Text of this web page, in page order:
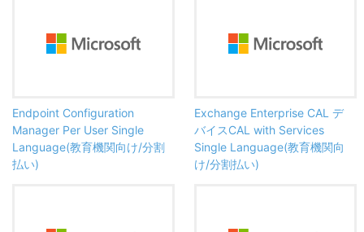
Endpoint Configuration
Manager Per User Single
Language(教育機関向け/分割
払い)
Exchange Enterprise CAL デ
バイスCAL with Services
Single Language(教育機関向
け/分割払い)